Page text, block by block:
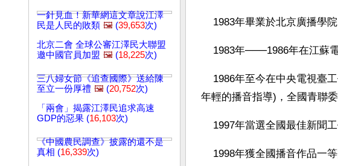
一針見血！新華網這文章說江澤
民是人民的敗類 🖼️ (39,653次)
北京二會 全球公審江澤民大聯盟
邀中國官員加盟 🖼️ (18,225次)
三八婦女節《追查國際》送給陳
至立一份厚禮 🖼️ (20,752次)
「兩會」揭露江澤民追求高速
GDP的惡果 (16,103次)
《中國農民調查》披露的還不是
真相 (16,339次)
    1983年畢業於北京廣播學院
1983年───1986年在江蘇
年輕的播音指導)，全國青聯
1997年當選全國最佳新聞
1998年獲全國播音作品